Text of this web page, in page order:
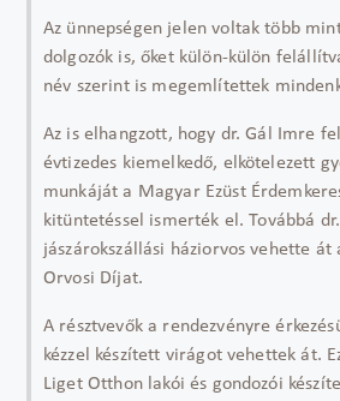
Az ünnepségen jelen voltak több
dolgozók is, őket külön-külön
név szerint is megemlítettek
Az is elhangzott, hogy dr. Gál Imre
évtizedes kiemelkedő, elkötelezett
munkáját a Magyar Ezüst
kitüntetéssel ismerték el. Továbbá
jászárokszállási háziorvos vehette át
Orvosi Díjat.
A résztvevők a rendezvényre
kézzel készített virágot vehettek át.
Liget Otthon lakói és gondozói